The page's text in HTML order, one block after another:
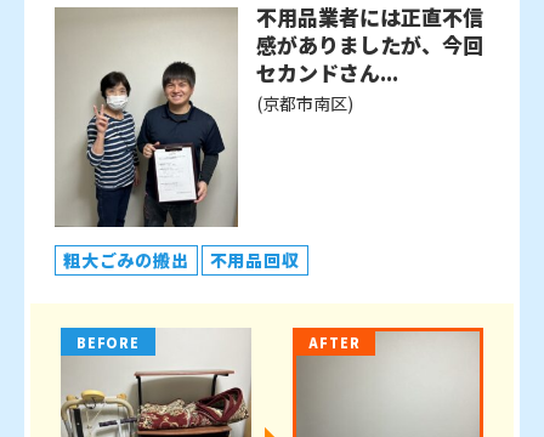
不用品業者には正直不信
感がありましたが、今回
セカンドさん...
(京都市南区)
粗大ごみの搬出 不用品回収
BEFORE AFTER